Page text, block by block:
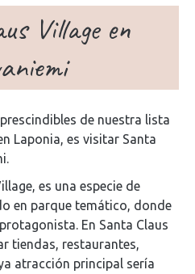
Village en
de nuestra lista
Laponia, es visitar Santa
es una especie de
en parque temático, donde
En Santa Claus
tiendas, restaurantes,
atracción principal sería